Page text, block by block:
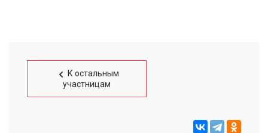
К остальным
участницам